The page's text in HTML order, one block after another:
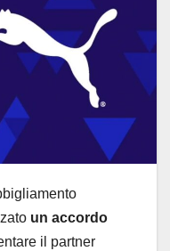
un accordo
il partner